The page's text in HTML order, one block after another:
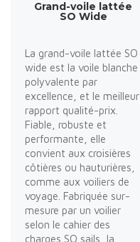
Grand-voile lattée
SO Wide
La grand-voile lattée SO
wide est la voile blanche
polyvalente par
excellence, et le meilleur
rapport qualité-prix.
Fiable, robuste et
performante, elle
convient aux croisières
côtières ou hauturières,
comme aux voiliers de
voyage. Fabriquée sur-
mesure par un voilier
selon le cahier des
charges SO sails, la